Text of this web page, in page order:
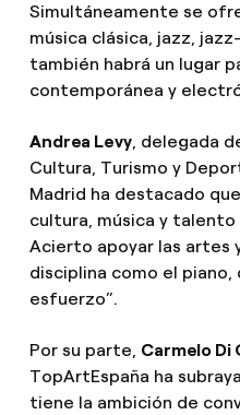
Simultáneamente se
música clásica, jazz,
también habrá un lugar
contemporánea y
Andrea Levy, delegada
Cultura, Turismo y
Madrid ha destacado
cultura, música y talento
Acierto apoyar las artes
disciplina como el
esfuerzo”.
Por su parte, Carmelo Di
TopArtEspaña ha
tiene la ambición de